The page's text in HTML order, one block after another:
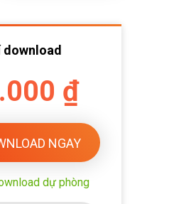
download
₫
NGAY
dự phòng